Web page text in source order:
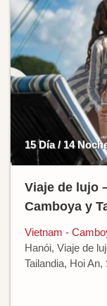
15 Día / 14
Viaje de lujo
Camboya y
Vietnam -
Hanói, Viaje de
Tailandia, Hoi